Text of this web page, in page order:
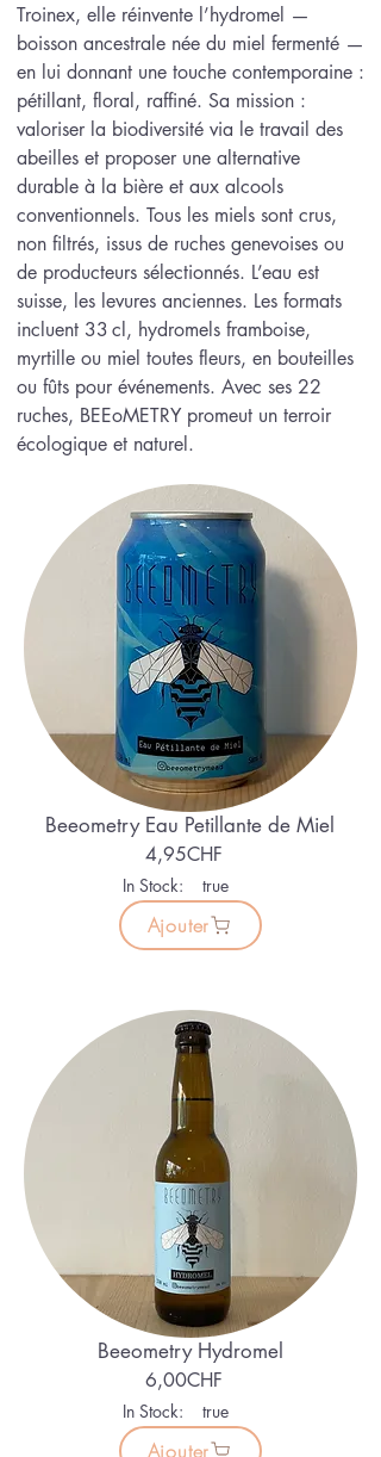
Troinex, elle réinvente l’hydromel —
boisson ancestrale née du miel fermenté —
en lui donnant une touche contemporaine :
pétillant, floral, raffiné. Sa mission :
valoriser la biodiversité via le travail des
abeilles et proposer une alternative
durable à la bière et aux alcools
conventionnels. Tous les miels sont crus,
non filtrés, issus de ruches genevoises ou
de producteurs sélectionnés. L’eau est
suisse, les levures anciennes. Les formats
incluent 33 cl, hydromels framboise,
myrtille ou miel toutes fleurs, en bouteilles
ou fûts pour événements. Avec ses 22
ruches, BEEoMETRY promeut un terroir
écologique et naturel.
Beeometry Eau Petillante de Miel
4,95CHF
In Stock: true
Ajouter
Beeometry Hydromel
6,00CHF
In Stock: true
Ajouter